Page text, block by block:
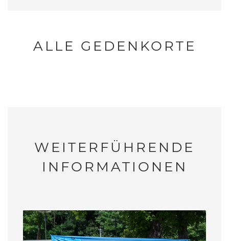
ALLE GEDENKORTE
WEITERFÜHRENDE
INFORMATIONEN